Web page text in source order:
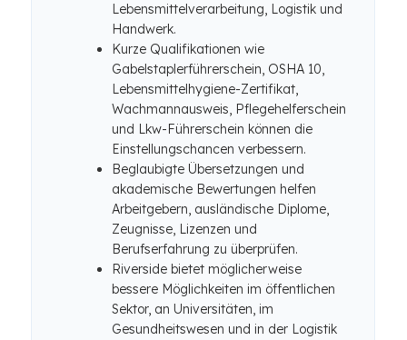
Lebensmittelverarbeitung, Logistik und
Handwerk.
Kurze Qualifikationen wie
Gabelstaplerführerschein, OSHA 10,
Lebensmittelhygiene-Zertifikat,
Wachmannausweis, Pflegehelferschein
und Lkw-Führerschein können die
Einstellungschancen verbessern.
Beglaubigte Übersetzungen und
akademische Bewertungen helfen
Arbeitgebern, ausländische Diplome,
Zeugnisse, Lizenzen und
Berufserfahrung zu überprüfen.
Riverside bietet möglicherweise
bessere Möglichkeiten im öffentlichen
Sektor, an Universitäten, im
Gesundheitswesen und in der Logistik